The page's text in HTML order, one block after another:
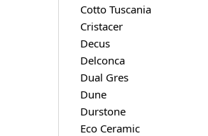
Ape Ceramica Klen
Ape Ceramica Koen
Ape Ceramica Loft
Ape Ceramica Luna Blanca
Ape Ceramica Magallanes
Ape Ceramica Mandalay
Ape Ceramica Meteoris
Cotto Tuscania
Cristacer
Decus
Delconca
Dual Gres
Dune
Durstone
Eco Ceramic